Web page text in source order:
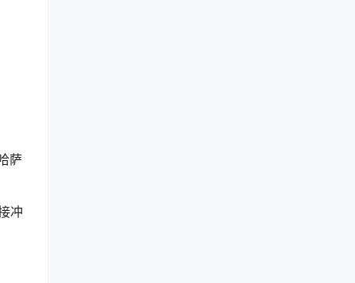
萨
冲